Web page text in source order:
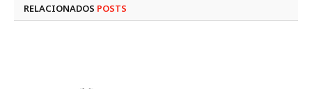
RELACIONADOS POSTS